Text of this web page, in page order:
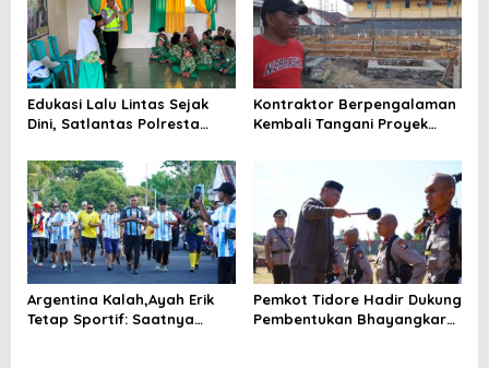
Edukasi Lalu Lintas Sejak
Dini, Satlantas Polresta
School_ di MIN 1 Kota
Tidore Kepulauan
Kontraktor Berpengalaman
Kembali Tangani Proyek
Mess Senilai Rp4,76 Miliar
Resmi Dimulai
Argentina Kalah,Ayah Erik
Tetap Sportif: Saatnya
Pemkot Tidore Hadir Dukung
Pembentukan Bhayangkara